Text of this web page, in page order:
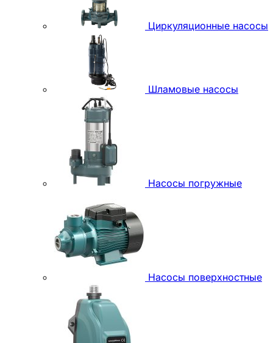
Циркуляционные насосы
Шламовые насосы
Насосы погружные
Насосы поверхностные